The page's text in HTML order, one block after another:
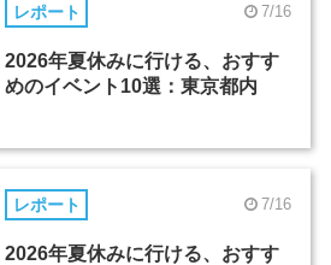
レポート 7/16
2026年夏休みに行ける、おすす
めのイベント10選：東京都内
レポート 7/16
2026年夏休みに行ける、おすす